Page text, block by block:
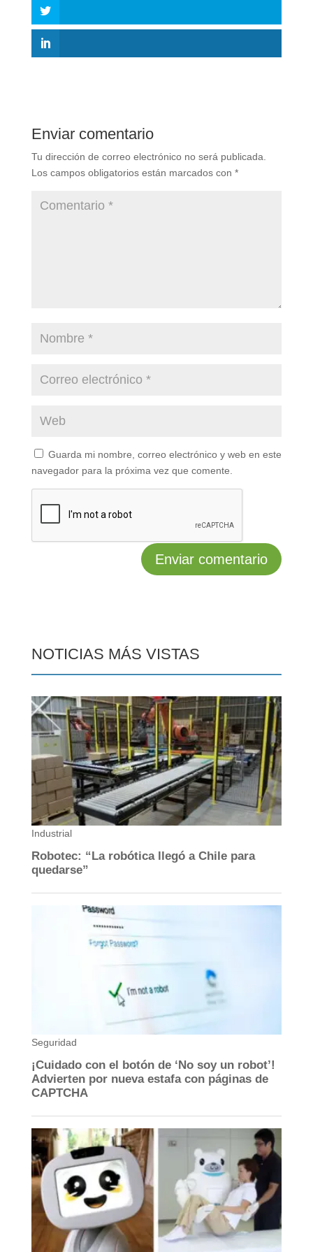
Enviar comentario
Tu dirección de correo electrónico no será publicada.
Los campos obligatorios están marcados con *
Guarda mi nombre, correo electrónico y web en este
navegador para la próxima vez que comente.
NOTICIAS MÁS VISTAS